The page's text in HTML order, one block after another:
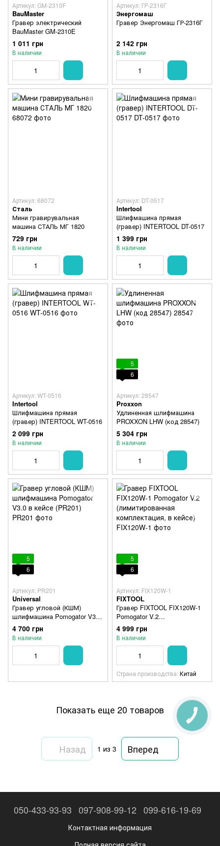
Артикул: GM-2310F
BauMaster
Гравер электрический
BauMaster GM-2310E
1 011 грн
В наличии
Артикул: ГР-2316Г
Энергомаш
Гравер Энергомаш ГР-2316Г
2 142 грн
В наличии
Артикул: 68072
Сталь
Мини гравирувальная
машина СТАЛЬ МГ 1820
729 грн
В наличии
Артикул: DT-0517
Intertool
Шлифмашина прямая
(гравер) INTERTOOL DT-0517
1 399 грн
В наличии
Артикул: WT-0516
Intertool
Шлифмашина прямая
(гравер) INTERTOOL WT-0516
2 099 грн
В наличии
5
6
Артикул: 28547
Proxxon
Удлиненная шлифмашина
PROXXON LHW (код 28547)
5 304 грн
В наличии
5
6
Артикул: PR201
Universal
Гравер угловой (КШМ)
шлифмашина Pomogator V3.0
в кейсе (PR201)
4 700 грн
В наличии
5
6
Артикул: FIX120W-1
FIXTOOL
Гравер FIXTOOL FIX120W-1
Pomogator V.2
(лимитированная
комплектация, в кейсе)
4 999 грн
В наличии
Страна производства Китай
Показать еще 20 товаров
Назад 1 из 3 Вперед
050-433-93-93 097-908-99-12 099-616-19-69
Контактная информация